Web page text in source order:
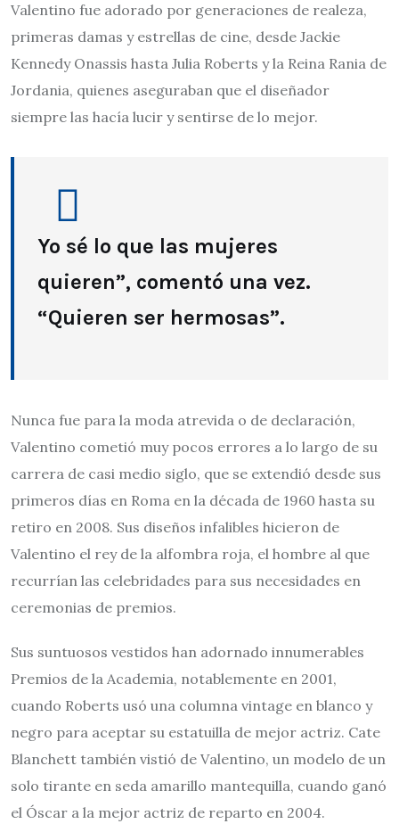
Valentino fue adorado por generaciones de realeza,
primeras damas y estrellas de cine, desde Jackie
Kennedy Onassis hasta Julia Roberts y la Reina Rania de
Jordania, quienes aseguraban que el diseñador
siempre las hacía lucir y sentirse de lo mejor.
Yo sé lo que las mujeres
quieren”, comentó una vez.
“Quieren ser hermosas”.
Nunca fue para la moda atrevida o de declaración,
Valentino cometió muy pocos errores a lo largo de su
carrera de casi medio siglo, que se extendió desde sus
primeros días en Roma en la década de 1960 hasta su
retiro en 2008. Sus diseños infalibles hicieron de
Valentino el rey de la alfombra roja, el hombre al que
recurrían las celebridades para sus necesidades en
ceremonias de premios.
Sus suntuosos vestidos han adornado innumerables
Premios de la Academia, notablemente en 2001,
cuando Roberts usó una columna vintage en blanco y
negro para aceptar su estatuilla de mejor actriz. Cate
Blanchett también vistió de Valentino, un modelo de un
solo tirante en seda amarillo mantequilla, cuando ganó
el Óscar a la mejor actriz de reparto en 2004.